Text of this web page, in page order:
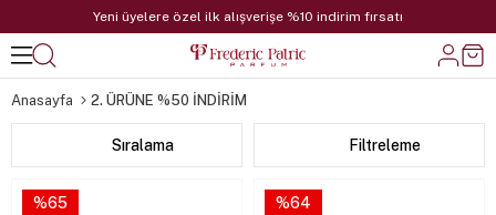
Yeni üyelere özel ilk alışverişe %10 indirim fırsatı
Anasayfa 2. ÜRÜNE %50 İNDİRİM
Filtreleme
Sıralama
%65 %64